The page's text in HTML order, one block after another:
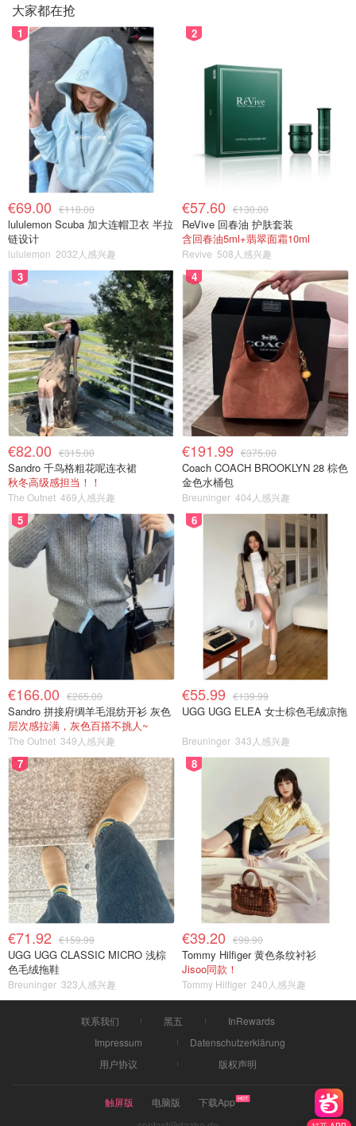
大家都在抢
1
€69.00 €118.00
lululemon Scuba 加大连帽卫衣 半拉
链设计
lululemon 2032人感兴趣
2
€57.60 €130.00
ReVive 回春油 护肤套装
含回春油5ml+翡翠面霜10ml
Revive 508人感兴趣
3
€82.00 €315.00
Sandro 千鸟格粗花呢连衣裙
秋冬高级感担当！！
The Outnet 469人感兴趣
4
€191.99 €375.00
Coach COACH BROOKLYN 28 棕色
金色水桶包
Breuninger 404人感兴趣
5
€166.00 €265.00
Sandro 拼接府绸羊毛混纺开衫 灰色
层次感拉满，灰色百搭不挑人~
The Outnet 349人感兴趣
6
€55.99 €139.99
UGG UGG ELEA 女士棕色毛绒凉拖
Breuninger 343人感兴趣
7
€71.92 €159.99
UGG UGG CLASSIC MICRO 浅棕
色毛绒拖鞋
Breuninger 323人感兴趣
8
€39.20 €99.90
Tommy Hilfiger 黄色条纹衬衫
Jisoo同款！
Tommy Hilfiger 240人感兴趣
联系我们 黑五
InRewards
Impressum
Datenschutzerklärung
用户协议
版权声明
触屏版 电脑版
下载App